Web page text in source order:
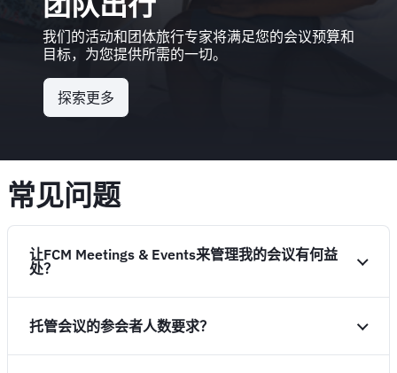
我们的活动和团体旅行专家将满足您的会议预算和
目标，为您提供所需的一切。
探索更多
常见问题
让FCM Meetings & Events来管理我的会议有何益
处？
托管会议的参会者人数要求？